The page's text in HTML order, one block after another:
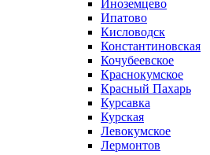
Иноземцево
Ипатово
Кисловодск
Константиновская
Кочубеевское
Краснокумское
Красный Пахарь
Курсавка
Курская
Левокумское
Лермонтов